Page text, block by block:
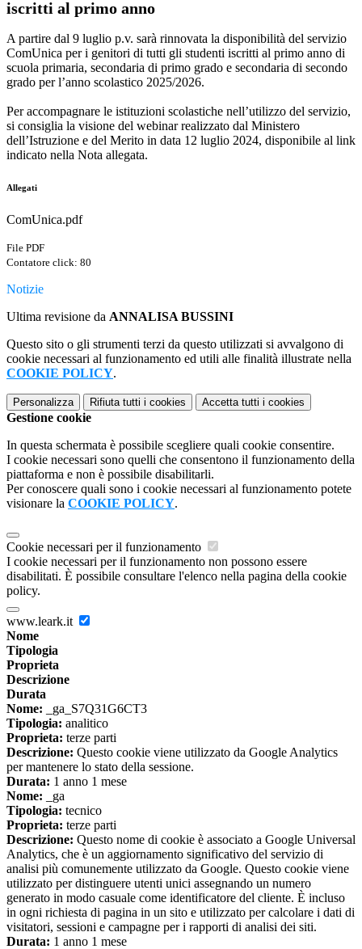
iscritti al primo anno
A partire dal 9 luglio p.v. sarà rinnovata la disponibilità del servizio
ComUnica per i genitori di tutti gli studenti iscritti al primo anno di
scuola primaria, secondaria di primo grado e secondaria di secondo
grado per l’anno scolastico 2025/2026.
Per accompagnare le istituzioni scolastiche nell’utilizzo del servizio,
si consiglia la visione del webinar realizzato dal Ministero
dell’Istruzione e del Merito in data 12 luglio 2024, disponibile al link
indicato nella Nota allegata.
Allegati
ComUnica.pdf
File PDF
Contatore click: 80
Notizie
Ultima revisione da ANNALISA BUSSINI
Questo sito o gli strumenti terzi da questo utilizzati si avvalgono di
cookie necessari al funzionamento ed utili alle finalità illustrate nella
COOKIE POLICY.
Personalizza Rifiuta tutti i cookies Accetta tutti i cookies
Gestione cookie
In questa schermata è possibile scegliere quali cookie consentire.
I cookie necessari sono quelli che consentono il funzionamento della
piattaforma e non è possibile disabilitarli.
Per conoscere quali sono i cookie necessari al funzionamento potete
visionare la COOKIE POLICY.
Cookie necessari per il funzionamento
I cookie necessari per il funzionamento non possono essere
disabilitati. È possibile consultare l'elenco nella pagina della cookie
policy.
www.leark.it
Nome
Tipologia
Proprieta
Descrizione
Durata
Nome: _ga_S7Q31G6CT3
Tipologia: analitico
Proprieta: terze parti
Descrizione: Questo cookie viene utilizzato da Google Analytics
per mantenere lo stato della sessione.
Durata: 1 anno 1 mese
Nome: _ga
Tipologia: tecnico
Proprieta: terze parti
Descrizione: Questo nome di cookie è associato a Google Universal
Analytics, che è un aggiornamento significativo del servizio di
analisi più comunemente utilizzato da Google. Questo cookie viene
utilizzato per distinguere utenti unici assegnando un numero
generato in modo casuale come identificatore del cliente. È incluso
in ogni richiesta di pagina in un sito e utilizzato per calcolare i dati di
visitatori, sessioni e campagne per i rapporti di analisi dei siti.
Durata: 1 anno 1 mese